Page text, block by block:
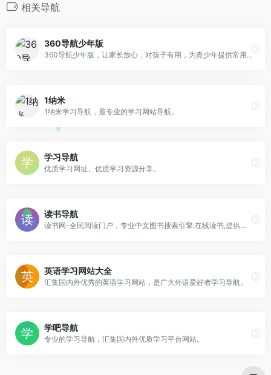
相关导航
360导航少年版
360导航少年版，让家长放心，对孩子有用，为青少年提供常用网址、有趣的知识问答、有营养的视频、适合孩子的书单、影视节目等丰富且适合青少年的内容服务，搭建健康的青少年网络环境，让孩子的上网变得安全、简单。孩子上网，从360导航少年版开始。
1纳米
1纳米学习导航，最专业的学习网站导航。
学习导航
优质学习网址、优质学习资源分享。
读书导航
读书网-全民阅读门户，专业中文图书搜索引擎,在线读书,提供各类免费电子书及图书导购服务
英语学习网站大全
汇集国内外优秀的英语学习网站，是广大外语爱好者学习导航。
学吧导航
专业的学习导航，汇集国内外优质学习平台网站。